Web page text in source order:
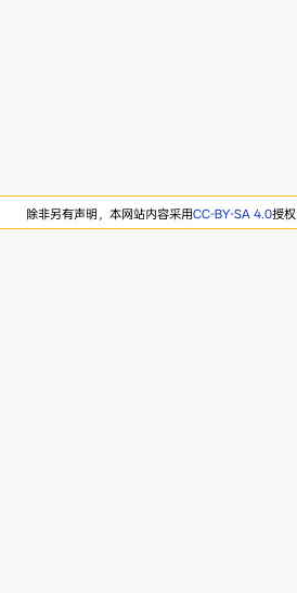
除非另有声明，本网站内容采用CC-BY-SA 4.0授权